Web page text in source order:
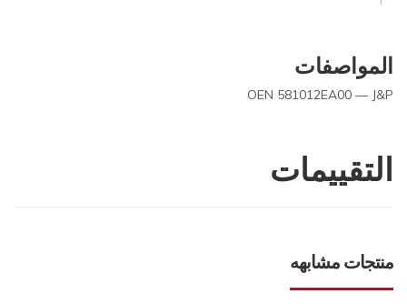
المواصفات
OEN 581012EA00 — J&P
التقييمات
منتجات مشابهه